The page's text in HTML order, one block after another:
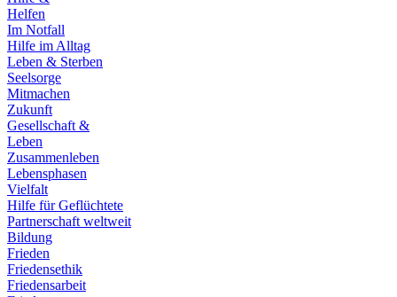
Helfen
Im Notfall
Hilfe im Alltag
Leben & Sterben
Seelsorge
Mitmachen
Zukunft
Gesellschaft &
Leben
Zusammenleben
Lebensphasen
Vielfalt
Hilfe für Geflüchtete
Partnerschaft weltweit
Bildung
Frieden
Friedensethik
Friedensarbeit